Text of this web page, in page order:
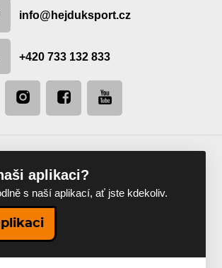
info@hejduksport.cz
+420 733 132 833
aplikaci?
s naší aplikací, ať jste kdekoliv.